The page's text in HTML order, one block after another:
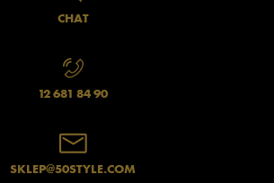
CHAT
12 681 84 90
SKLEP@50STYLE.COM